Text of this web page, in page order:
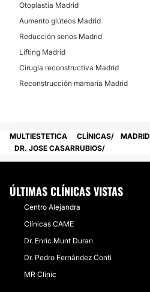
Otoplastia Madrid
Aumento glúteos Madrid
Reducción senos Madrid
Lifting Madrid
Cirugía reconstructiva Madrid
Reconstrucción mamaria Madrid
MULTIESTETICA CLÍNICAS MADRID
DR. JOSE CASARRUBIOS
ÚLTIMAS CLÍNICAS VISTAS
Centro Alejandra
Clínicas CAME
Dr. Enric Munt Duran
Dr. Pedro Fernández Conti
MR Clinic